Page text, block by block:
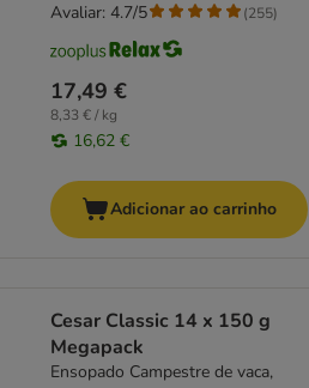
17,49 €
8,33 € / kg
16,62 €
Avaliar: 4.7/5 (255)
Adicionar ao carrinho
Cesar Classic 14 x 150 g
Megapack
Ensopado Campestre de vaca,